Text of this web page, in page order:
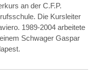
an der C.F.P.
Die Kursleiter
1989-2004 arbeitete
Schwager Gaspar